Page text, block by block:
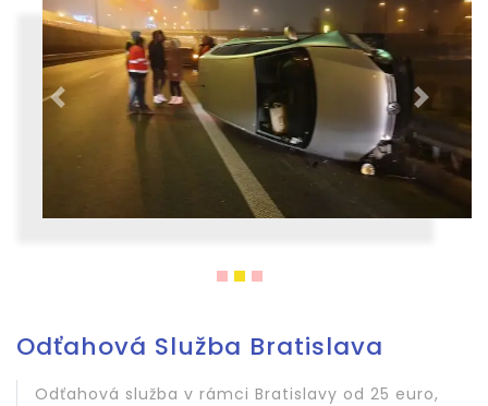
späť ďaľsí
Odťahová Služba Bratislava
Odťahová služba v rámci Bratislavy od 25 euro,